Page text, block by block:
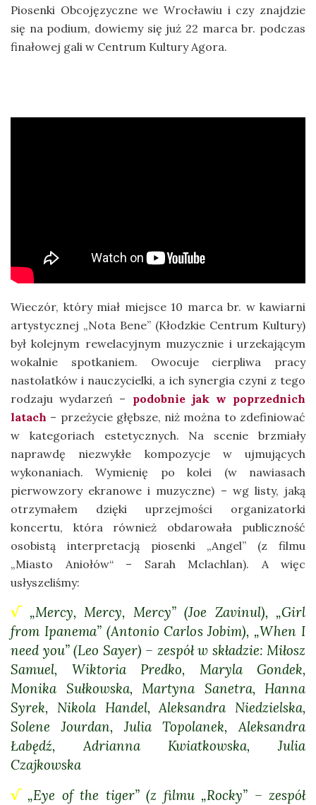
Piosenki Obcojęzyczne we Wrocławiu i czy znajdzie
się na podium, dowiemy się już 22 marca br. podczas
finałowej gali w Centrum Kultury Agora.
Wieczór, który miał miejsce 10 marca br. w kawiarni
artystycznej „Nota Bene” (Kłodzkie Centrum Kultury)
był kolejnym rewelacyjnym muzycznie i urzekającym
wokalnie spotkaniem. Owocuje cierpliwa pracy
nastolatków i nauczycielki, a ich synergia czyni z tego
rodzaju wydarzeń – podobnie jak w poprzednich
latach – przeżycie głębsze, niż można to zdefiniować
w kategoriach estetycznych. Na scenie brzmiały
naprawdę niezwykłe kompozycje w ujmujących
wykonaniach. Wymienię po kolei (w nawiasach
pierwowzory ekranowe i muzyczne) – wg listy, jaką
otrzymałem dzięki uprzejmości organizatorki
koncertu, która również obdarowała publiczność
osobistą interpretacją piosenki „Angel” (z filmu
„Miasto Aniołów“ – Sarah Mclachlan). A więc
usłyszeliśmy:
√ „Mercy, Mercy, Mercy” (Joe Zavinul), „Girl
from Ipanema” (Antonio Carlos Jobim), „When I
need you” (Leo Sayer) – zespół w składzie: Miłosz
Samuel, Wiktoria Predko, Maryla Gondek,
Monika Sułkowska, Martyna Sanetra, Hanna
Syrek, Nikola Handel, Aleksandra Niedzielska,
Solene Jourdan, Julia Topolanek, Aleksandra
Łabędź, Adrianna Kwiatkowska, Julia
Czajkowska
√ „Eye of the tiger” (z filmu „Rocky” – zespół